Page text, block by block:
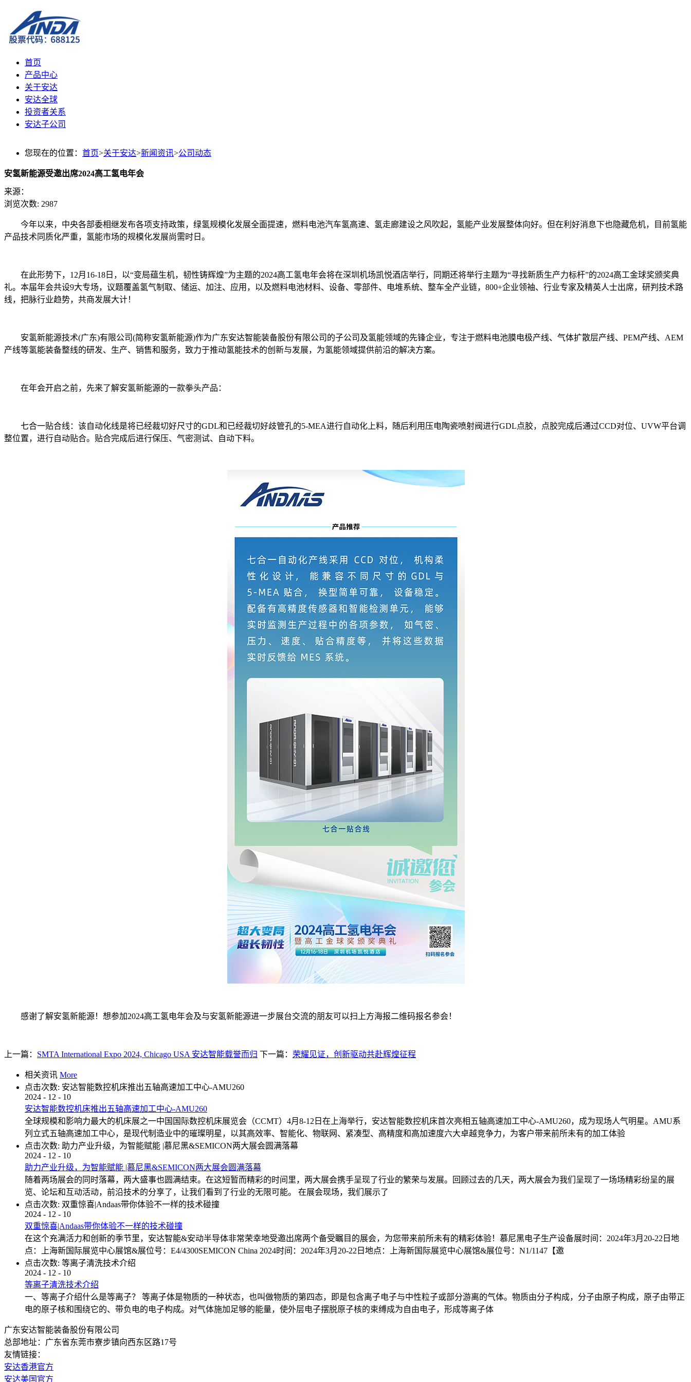
首页
产品中心
关于安达
安达全球
投资者关系
安达子公司
您现在的位置： 首页>关于安达>新闻资讯>公司动态
安氢新能源受邀出席2024高工氢电年会
来源：
浏览次数: 2987
今年以来，中央各部委相继发布各项支持政策，绿氢规模化发展全面提速，燃料电池汽车氢高速、氢走廊建设之风吹起，氢能产业发展整体向好。但在利好消息下也隐藏危机，目前氢能
产品技术同质化严重，氢能市场的规模化发展尚需时日。
在此形势下，12月16-18日，以“变局蕴生机，韧性铸辉煌”为主题的2024高工氢电年会将在深圳机场凯悦酒店举行，同期还将举行主题为“寻找新质生产力标杆”的2024高工金球奖颁奖典
礼。本届年会共设9大专场，议题覆盖氢气制取、储运、加注、应用，以及燃料电池材料、设备、零部件、电堆系统、整车全产业链，800+企业领袖、行业专家及精英人士出席，研判技术路
线，把脉行业趋势，共商发展大计！
安氢新能源技术(广东)有限公司(简称安氢新能源)作为广东安达智能装备股份有限公司的子公司及氢能领域的先锋企业，专注于燃料电池膜电极产线、气体扩散层产线、PEM产线、AEM
产线等氢能装备整线的研发、生产、销售和服务，致力于推动氢能技术的创新与发展，为氢能领域提供前沿的解决方案。
在年会开启之前，先来了解安氢新能源的一款拳头产品：
七合一贴合线：该自动化线是将已经裁切好尺寸的GDL和已经裁切好歧管孔的5-MEA进行自动化上料，随后利用压电陶瓷喷射阀进行GDL点胶，点胶完成后通过CCD对位、UVW平台调
整位置，进行自动贴合。贴合完成后进行保压、气密测试、自动下料。
感谢了解安氢新能源！想参加2024高工氢电年会及与安氢新能源进一步展台交流的朋友可以扫上方海报二维码报名参会！
上一篇： SMTA International Expo 2024, Chicago USA 安达智能载誉而归 下一篇： 荣耀见证，创新驱动共赴辉煌征程
相关资讯 More
点击次数: 安达智能数控机床推出五轴高速加工中心-AMU260
2024 - 12 - 10
安达智能数控机床推出五轴高速加工中心-AMU260
全球规模和影响力最大的机床展之一中国国际数控机床展览会（CCMT）4月8-12日在上海举行，安达智能数控机床首次亮相五轴高速加工中心-AMU260，成为现场人气明星。AMU系
列立式五轴高速加工中心，是现代制造业中的璀璨明星，以其高效率、智能化、物联网、紧凑型、高精度和高加速度六大卓越竞争力，为客户带来前所未有的加工体验
点击次数: 助力产业升级，为智能赋能 |慕尼黑&SEMICON两大展会圆满落幕
2024 - 12 - 10
助力产业升级，为智能赋能 |慕尼黑&SEMICON两大展会圆满落幕
随着两场展会的同时落幕，两大盛事也圆满结束。在这短暂而精彩的时间里，两大展会携手呈现了行业的繁荣与发展。回顾过去的几天，两大展会为我们呈现了一场场精彩纷呈的展
览、论坛和互动活动，前沿技术的分享了，让我们看到了行业的无限可能。 在展会现场，我们展示了
点击次数: 双重惊喜|Andaas带你体验不一样的技术碰撞
2024 - 12 - 10
双重惊喜|Andaas带你体验不一样的技术碰撞
在这个充满活力和创新的季节里，安达智能&安动半导体非常荣幸地受邀出席两个备受瞩目的展会，为您带来前所未有的精彩体验！慕尼黑电子生产设备展时间：2024年3月20-22日地
点：上海新国际展览中心展馆&展位号：E4/4300SEMICON China 2024时间：2024年3月20-22日地点：上海新国际展览中心展馆&展位号：N1/1147【邀
点击次数: 等离子清洗技术介绍
2024 - 12 - 10
等离子清洗技术介绍
一、等离子介绍什么是等离子？ 等离子体是物质的一种状态，也叫做物质的第四态，即是包含离子电子与中性粒子或部分游离的气体。物质由分子构成，分子由原子构成，原子由带正
电的原子核和围绕它的、带负电的电子构成。对气体施加足够的能量，使外层电子摆脱原子核的束缚成为自由电子，形成等离子体
广东安达智能装备股份有限公司
总部地址：广东省东莞市寮步镇向西东区路17号
友情链接：
安达香港官方
安达美国官方